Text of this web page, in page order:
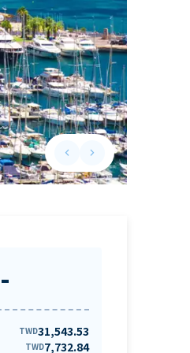
keyboard_arrow_leftPrevious slide
keyboard_arrow_rightNext slide
-
TWD31,543.53
TWD7,732.84